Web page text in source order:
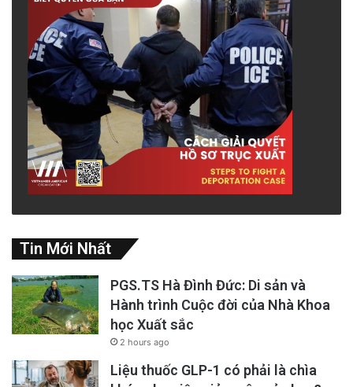
cùng quê, của quý vị…, và họ cũng là những
người tị nạn như hàng triệu người tị nan VN
khác, nhưng muộn màng và bất hạnh. Sống
bất hợp pháp trên đất Thái chờ mong phép lạ
đề có một ngày được đến bến tự do.
advertisement
Tin Mới Nhất
PGS.TS Hà Đình Đức: Di sản và
Hành trình Cuộc đời của Nhà Khoa
học Xuất sắc
2 hours ago
Liệu thuốc GLP-1 có phải là chìa